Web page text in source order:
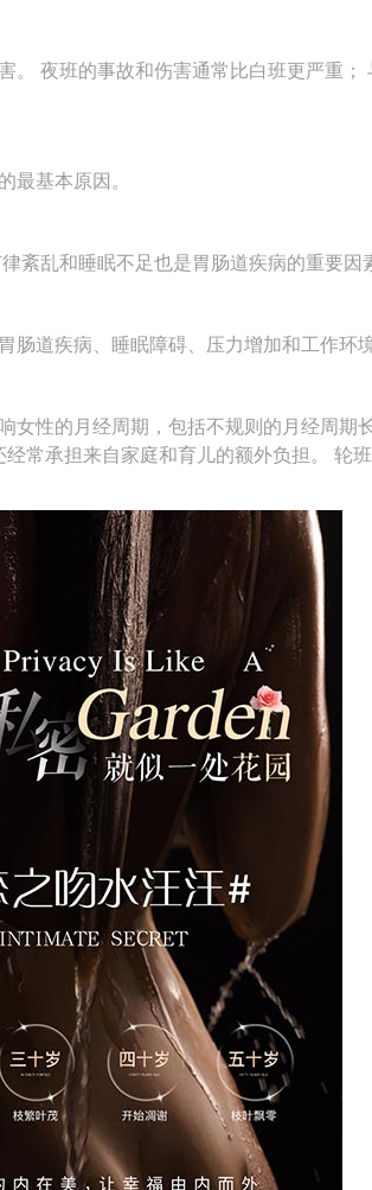
。 夜班的事故和伤害通常比白班更严重；
最基本原因。
紊乱和睡眠不足也是胃肠道疾病的重要因
道疾病、睡眠障碍、压力增加和工作环
性的月经周期，包括不规则的月经周期
常承担来自家庭和育儿的额外负担。
轮